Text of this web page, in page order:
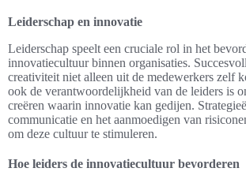
Leiderschap en innovatie
Leiderschap speelt een cruciale rol in het
innovatiecultuur binnen organisaties.
creativiteit niet alleen uit de medewerkers zelf
ook de verantwoordelijkheid van de leiders is
creëren waarin innovatie kan gedijen.
communicatie en het aanmoedigen van
om deze cultuur te stimuleren.
Hoe leiders de innovatiecultuur bevorderen